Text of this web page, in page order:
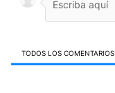
TODOS LOS COMENTARIOS